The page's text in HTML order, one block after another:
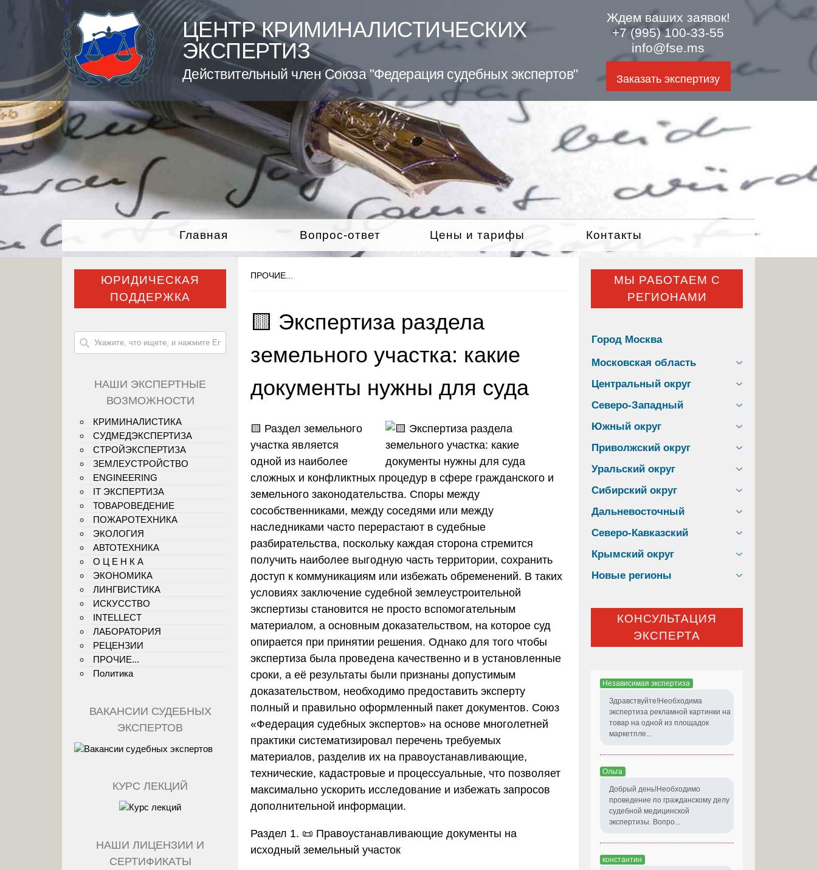
ЦЕНТР КРИМИНАЛИСТИЧЕСКИХ
ЭКСПЕРТИЗ
Действительный член Союза "Федерация судебных экспертов"
Ждем ваших заявок!
+7 (995) 100-33-55
info@fse.ms
Заказать экспертизу
Главная Вопрос-ответ Цены и тарифы Контакты
ПРОЧИЕ...
🟨 Экспертиза раздела
земельного участка: какие
документы нужны для суда
🟨 Раздел земельного
участка является
одной из наиболее
сложных и конфликтных процедур в сфере гражданского и
земельного законодательства. Споры между
сособственниками, между соседями или между
наследниками часто перерастают в судебные
разбирательства, поскольку каждая сторона стремится
получить наиболее выгодную часть территории, сохранить
доступ к коммуникациям или избежать обременений. В таких
условиях заключение судебной землеустроительной
экспертизы становится не просто вспомогательным
материалом, а основным доказательством, на которое суд
опирается при принятии решения. Однако для того чтобы
экспертиза была проведена качественно и в установленные
сроки, а её результаты были признаны допустимым
доказательством, необходимо предоставить эксперту
полный и правильно оформленный пакет документов. Союз
«Федерация судебных экспертов» на основе многолетней
практики систематизировал перечень требуемых
материалов, разделив их на правоустанавливающие,
технические, кадастровые и процессуальные, что позволяет
максимально ускорить исследование и избежать запросов
дополнительной информации.
Раздел 1. 📜 Правоустанавливающие документы на
исходный земельный участок
ЮРИДИЧЕСКАЯ
ПОДДЕРЖКА
НАШИ ЭКСПЕРТНЫЕ
ВОЗМОЖНОСТИ
КРИМИНАЛИСТИКА
СУДМЕДЭКСПЕРТИЗА
СТРОЙЭКСПЕРТИЗА
ЗЕМЛЕУСТРОЙСТВО
ENGINEERING
IT ЭКСПЕРТИЗА
ТОВАРОВЕДЕНИЕ
ПОЖАРОТЕХНИКА
ЭКОЛОГИЯ
АВТОТЕХНИКА
О Ц Е Н К А
ЭКОНОМИКА
ЛИНГВИСТИКА
ИСКУССТВО
INTELLECT
ЛАБОРАТОРИЯ
РЕЦЕНЗИИ
ПРОЧИЕ...
Политика
ВАКАНСИИ СУДЕБНЫХ
ЭКСПЕРТОВ
КУРС ЛЕКЦИЙ
НАШИ ЛИЦЕНЗИИ И
СЕРТИФИКАТЫ
МЫ РАБОТАЕМ С
РЕГИОНАМИ
Город Москва
Московская область
Центральный округ
Северо-Западный
Южный округ
Приволжский округ
Уральский округ
Сибирский округ
Дальневосточный
Северо-Кавказский
Крымский округ
Новые регионы
КОНСУЛЬТАЦИЯ
ЭКСПЕРТА
Независимая экспертиза
Здравствуйте!Необходима
экспертиза рекламной картинки на
товар на одной из площадок
маркетпле...
Ольга
Добрый день!Необходимо
проведение по гражданскому делу
судебной медицинской
экспертизы. Вопро...
константин